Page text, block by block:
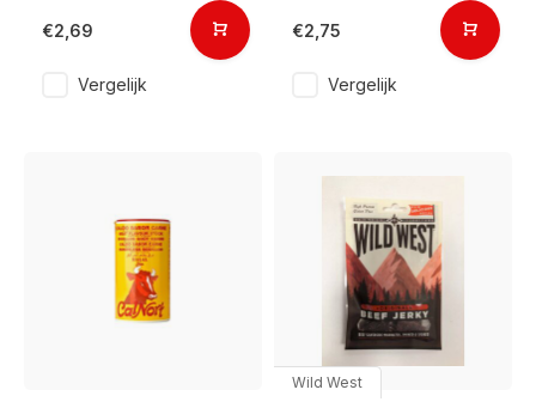
€2,69
Vergelijk
€2,75
Vergelijk
Wild West